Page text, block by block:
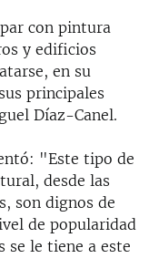
con pintura
y edificios
en su
principales
Díaz-Canel.
"Este tipo de
desde las
son dignos de
de popularidad
se le tiene a este